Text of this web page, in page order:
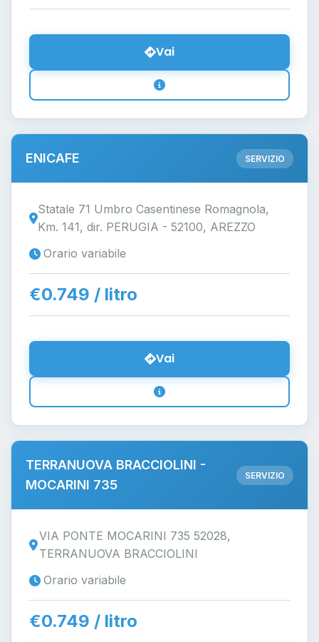
Vai
ENICAFE SERVIZIO
Statale 71 Umbro Casentinese Romagnola,
Km. 141, dir. PERUGIA - 52100, AREZZO
Orario variabile
€0.749 / litro
Vai
TERRANUOVA BRACCIOLINI -
MOCARINI 735
SERVIZIO
VIA PONTE MOCARINI 735 52028,
TERRANUOVA BRACCIOLINI
Orario variabile
€0.749 / litro